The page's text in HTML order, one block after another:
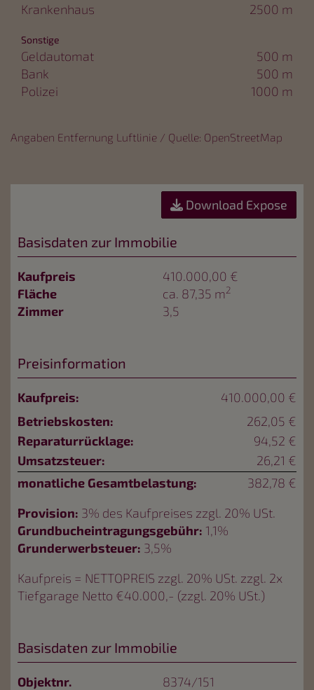
Krankenhaus
2500 m
Sonstige
Geldautomat
500 m
Bank
500 m
Polizei
1000 m
Angaben Entfernung Luftlinie / Quelle: OpenStreetMap
Download Expose
Basisdaten zur Immobilie
Kaufpreis
410.000,00 €
Fläche
ca. 87,35 m2
Zimmer 3,5
Preisinformation
Kaufpreis:
410.000,00 €
Betriebskosten:
262,05 €
Reparaturrücklage:
94,52 €
Umsatzsteuer:
26,21 €
monatliche Gesamtbelastung:
382,78 €
Provision: 3% des Kaufpreises zzgl. 20% USt.
Grundbucheintragungsgebühr: 1,1%
Grunderwerbsteuer: 3,5%
Kaufpreis = NETTOPREIS zzgl. 20% USt. zzgl. 2x
Tiefgarage Netto €40.000,- (zzgl. 20% USt.)
Basisdaten zur Immobilie
Objektnr.
8374/151